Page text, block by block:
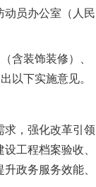
动员办公室（人民
含装饰装修）、
以下实施意见。
，强化改革引领
工程档案验收、
政务服务效能、